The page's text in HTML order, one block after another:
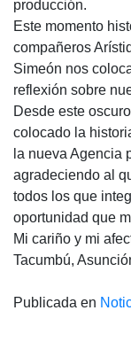
producción.
Este momento
compañeros
Simeón nos
reflexión sobre
Desde este
colocado la
la nueva Agencia
agradeciendo al
todos los que
oportunidad que
Mi cariño y mi
Tacumbú,
Publicada en